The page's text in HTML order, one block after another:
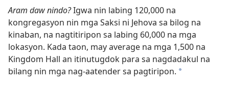
Aram daw nindo?Igwa nin labing 120,000 na
kongregasyon nin mga Saksi ni Jehova sa bilog na
kinaban, na nagtitiripon sa labing 60,000 na mga
lokasyon. Kada taon, may average na mga 1,500 na
Kingdom Hall an itinutugdok para sa nagdadakul na
bilang nin mga nag-aatender sa pagtiripon. a